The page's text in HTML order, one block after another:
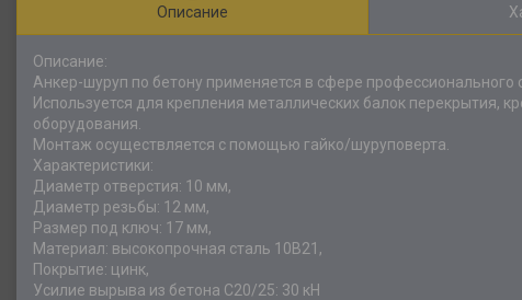
Описание
Описание:
Анкер-шуруп по бетону применяется в сфере
Используется для крепления металлических балок
оборудования.
Монтаж осуществляется с помощью гайко/шуруповерта.
Характеристики:
Диаметр отверстия: 10 мм,
Диаметр резьбы: 12 мм,
Размер под ключ: 17 мм,
Материал: высокопрочная сталь 10B21,
Покрытие: цинк,
Усилие вырыва из бетона С20/25: 30 кН